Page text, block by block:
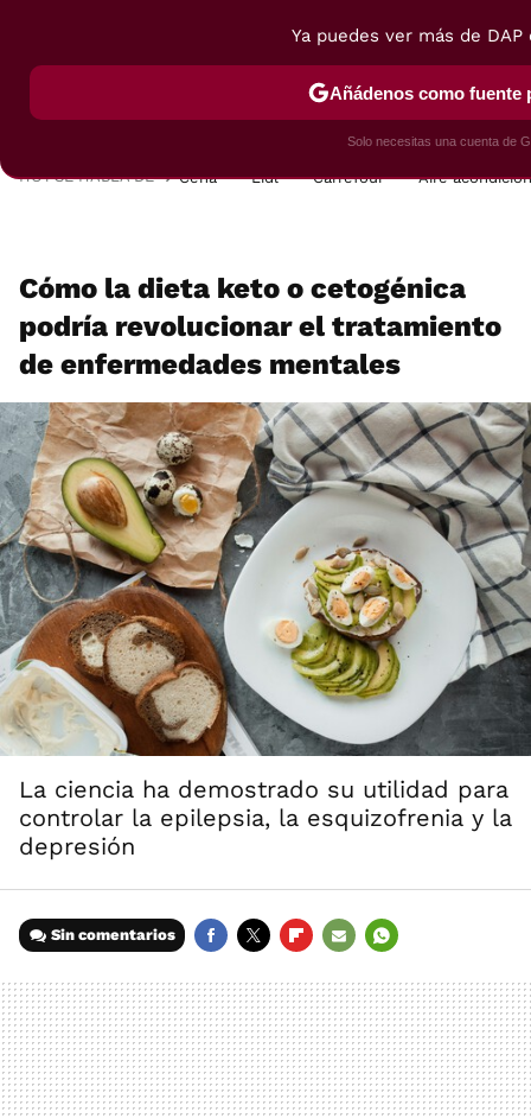
POSTRES VIAJES SELECCIÓN VEGUI
HOY SE HABLA DE Cena Lidl Carrefour Aire
Cómo la dieta keto o cetogénica
podría revolucionar el tratamiento
de enfermedades mentales
La ciencia ha demostrado su utilidad para
controlar la epilepsia, la esquizofrenia y la
depresión
Sin comentarios
MAIL
Ya puedes ver más de DAP
Añádenos como fuente
Solo necesitas una cuenta de